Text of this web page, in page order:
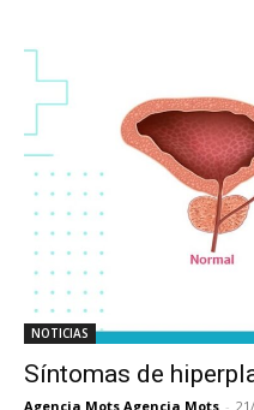
NOTICIAS
Síntomas de
Agencia Mots Agencia Mots -